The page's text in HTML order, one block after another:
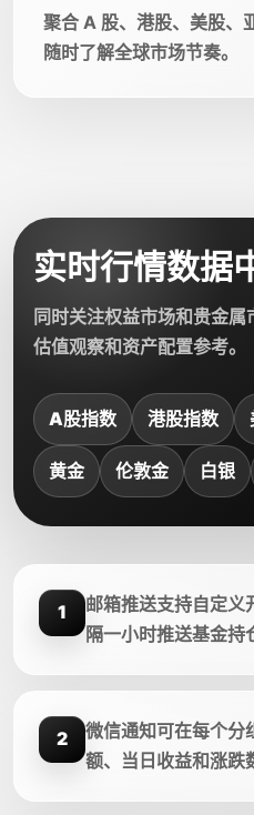
聚合 A 股、港股、美股、
随时了解全球市场节奏。
实时行情数据
同时关注权益市场和贵金
估值观察和资产配置参考。
A股指数 港股指数
黄金 伦敦金 白银
1
邮箱推送支持自定义
隔一小时推送基金持
2
微信通知可在每个分
额、当日收益和涨跌